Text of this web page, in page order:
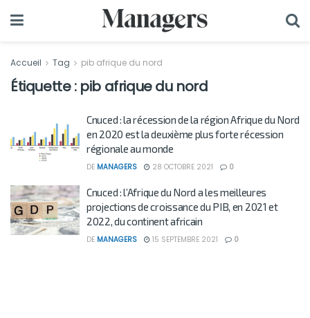
Accueil Tag pib afrique du nord
Étiquette : pib afrique du nord
Cnuced : la récession de la région Afrique du Nord
en 2020 est la deuxième plus forte récession
régionale au monde
DE MANAGERS 28 OCTOBRE 2021 0
Cnuced : l’Afrique du Nord a les meilleures
projections de croissance du PIB, en 2021 et
2022, du continent africain
DE MANAGERS 15 SEPTEMBRE 2021 0